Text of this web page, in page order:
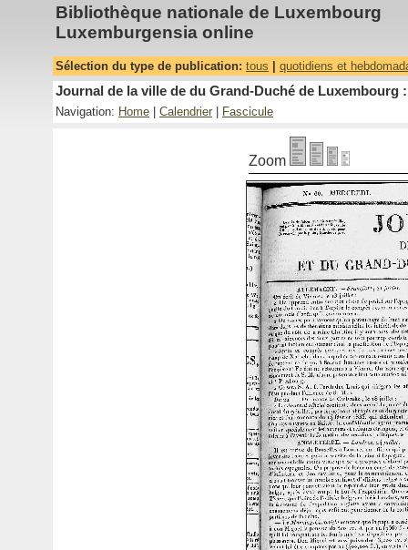
Bibliothèque nationale de Luxembourg
Luxemburgensia online
Sélection du type de publication: tous quotidiens et
Journal de la ville de du Grand-Duché de Luxembourg
Navigation: Home Calendrier Fascicule
Zoom